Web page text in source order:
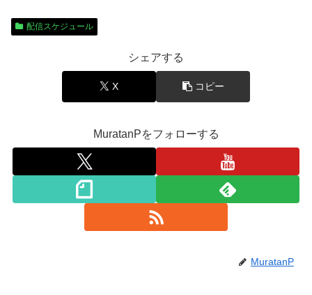
配信スケジュール
シェアする
X コピー
MuratanPをフォローする
MuratanP